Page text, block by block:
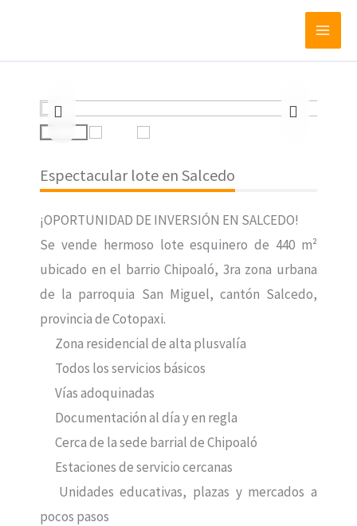
Espectacular lote en Salcedo
¡OPORTUNIDAD DE INVERSIÓN EN SALCEDO!
Se vende hermoso lote esquinero de 440 m²
ubicado en el barrio Chipoaló, 3ra zona urbana
de la parroquia San Miguel, cantón Salcedo,
provincia de Cotopaxi.
Zona residencial de alta plusvalía
Todos los servicios básicos
Vías adoquinadas
Documentación al día y en regla
Cerca de la sede barrial de Chipoaló
Estaciones de servicio cercanas
Unidades educativas, plazas y mercados a
pocos pasos